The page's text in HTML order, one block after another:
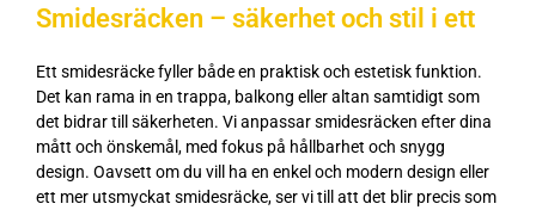
Smidesräcken – säkerhet och stil i ett
Ett smidesräcke fyller både en praktisk och estetisk funktion.
Det kan rama in en trappa, balkong eller altan samtidigt som
det bidrar till säkerheten. Vi anpassar smidesräcken efter dina
mått och önskemål, med fokus på hållbarhet och snygg
design. Oavsett om du vill ha en enkel och modern design eller
ett mer utsmyckat smidesräcke, ser vi till att det blir precis som